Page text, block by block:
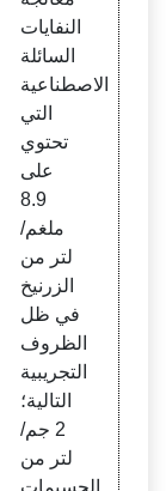
النفايات
السائلة
الاصطناعية
التي
تحتوي
على
8.9
ملغم/
لتر من
الزرنيخ
في ظل
الظروف
التجريبية
التالية؛
2 جم/
لتر من